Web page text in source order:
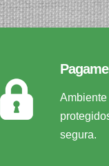
segura.